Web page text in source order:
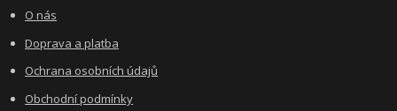
O nás
Doprava a platba
Ochrana osobních údajů
Obchodní podmínky